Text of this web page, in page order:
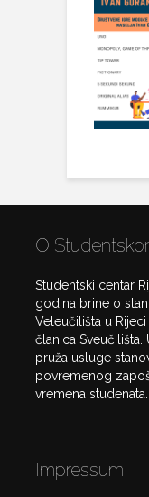
O
Studentski centar
godina brine o
Veleučilišta u
članica
pruža usluge
povremenog
vremena studenata.
Impressum